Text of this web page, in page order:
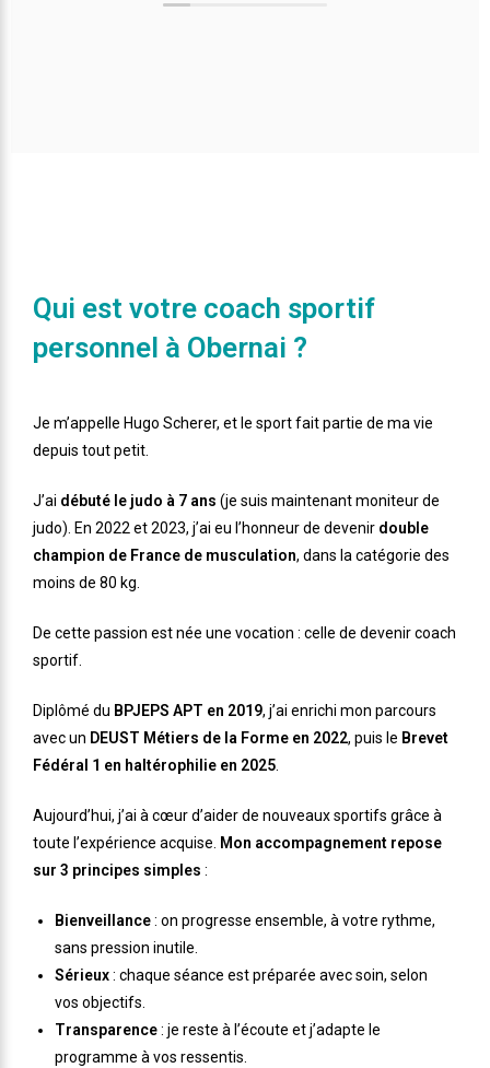
Qui est votre coach sportif
personnel à Obernai ?
Je m’appelle Hugo Scherer, et le sport fait partie de ma vie
depuis tout petit.
J’ai débuté le judo à 7 ans (je suis maintenant moniteur de
judo). En 2022 et 2023, j’ai eu l’honneur de devenir double
champion de France de musculation, dans la catégorie des
moins de 80 kg.
De cette passion est née une vocation : celle de devenir coach
sportif.
Diplômé du BPJEPS APT en 2019, j’ai enrichi mon parcours
avec un DEUST Métiers de la Forme en 2022, puis le Brevet
Fédéral 1 en haltérophilie en 2025.
Aujourd’hui, j’ai à cœur d’aider de nouveaux sportifs grâce à
toute l’expérience acquise. Mon accompagnement repose
sur 3 principes simples :
Bienveillance: on progresse ensemble, à votre rythme,
sans pression inutile.
Sérieux: chaque séance est préparée avec soin, selon
vos objectifs.
Transparence: je reste à l’écoute et j’adapte le
programme à vos ressentis.